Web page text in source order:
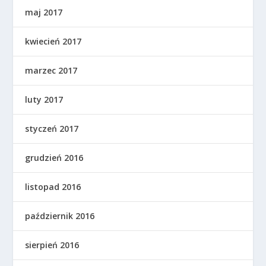
maj 2017
kwiecień 2017
marzec 2017
luty 2017
styczeń 2017
grudzień 2016
listopad 2016
październik 2016
sierpień 2016